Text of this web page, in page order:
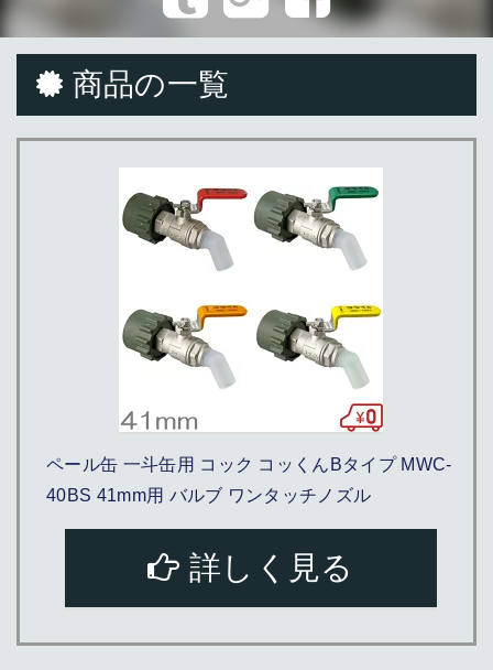
商品の一覧
ペール缶 一斗缶用 コック コッくんBタイプ MWC-
40BS 41mm用 バルブ ワンタッチノズル
詳しく見る